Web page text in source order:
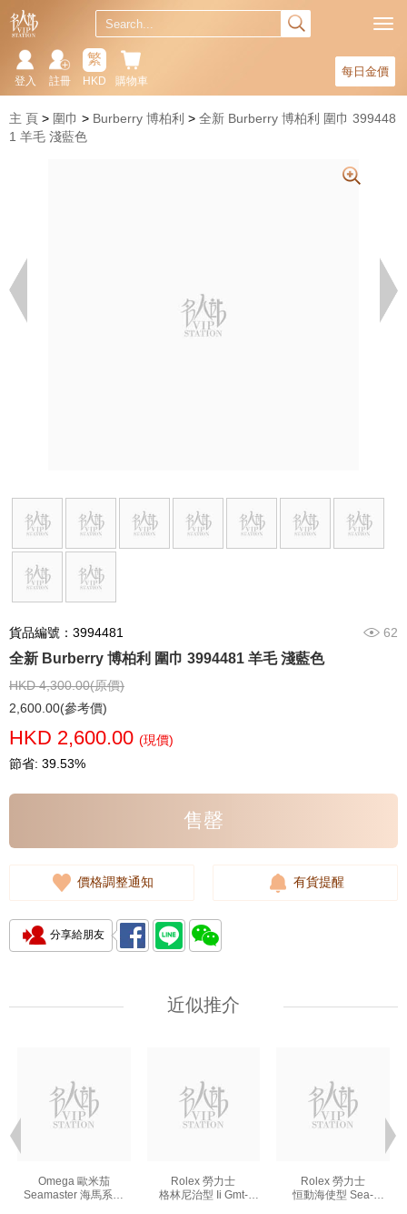
每日金價
購物車
繁
HKD
註冊
登入
主 頁 圍巾 Burberry 博柏利
全新 Burberry 博柏利 圍巾 399448
1 羊毛 淺藍色
貨品編號：3994481 62
全新 Burberry 博柏利 圍巾 3994481 羊毛 淺藍色
HKD 4,300.00(原價)
2,600.00(參考價)
HKD 2,600.00 (現價)
節省: 39.53%
售罄
價格調整通知 有貨提醒
分享給朋友
近似推介
Omega 歐米茄
Seamaster 海馬系列
Rolex 勞力士
格林尼治型 Ii Gmt-
Rolex 勞力士
恒動海使型 Sea-